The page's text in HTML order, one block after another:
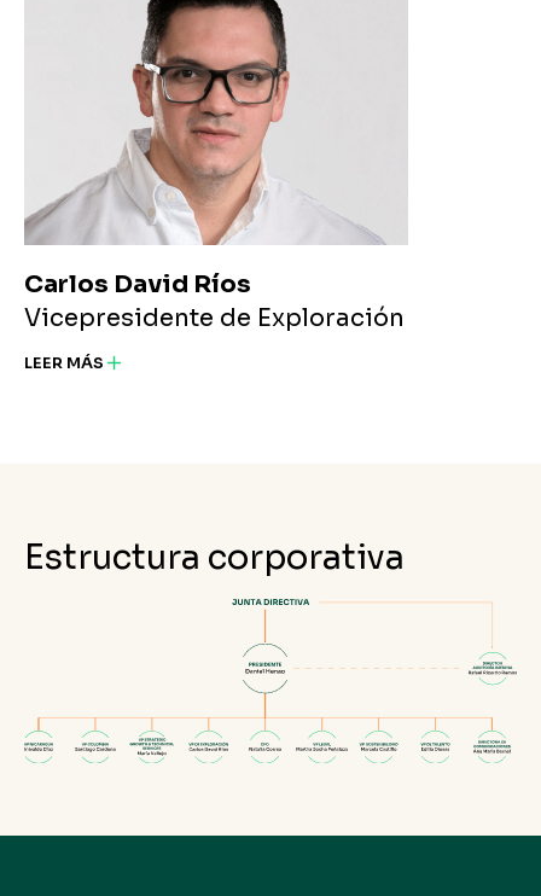
Carlos David Ríos
Vicepresidente de Exploración
LEER MÁS
Estructura corporativa